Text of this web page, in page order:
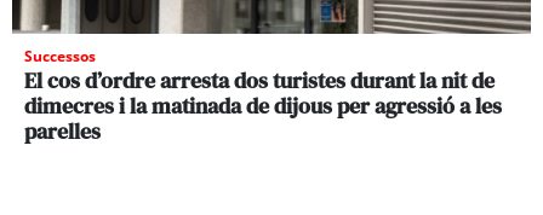
Successos
El cos d’ordre arresta dos turistes durant la nit de
dimecres i la matinada de dijous per agressió a les
parelles